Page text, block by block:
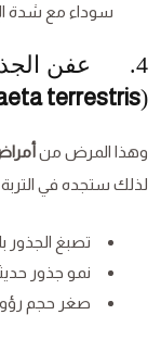
سوداء مع شدة
4. عفن الجذر
(
terrestris
وهذا المرض من
لذلك ستجده في التربة
تصبغ الجذور
نمو جذور
صغر حجم